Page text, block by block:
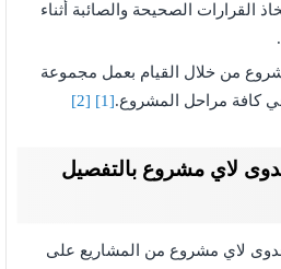
القرارات الصحيحة والصائبة أثناء
من خلال القيام بعمل مجموعة
كافة مراحل المشروع.[1]
[2]
لاي مشروع بالتفصيل
لاي مشروع من المشاريع على